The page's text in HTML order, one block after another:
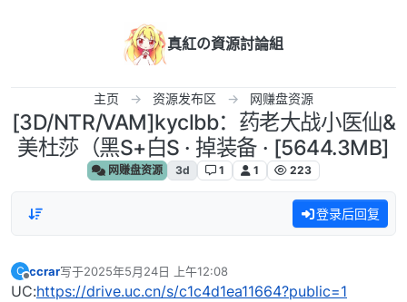
真紅の資源討論組
主页 资源发布区 网赚盘资源
[3D/NTR/VAM]kyclbb：药老大战小医仙&
美杜莎（黑S+白S · 掉装备 · [5644.3MB]
网赚盘资源 3d 1 1 223
登录后回复
C
离线
ccrar写于2025年5月24日 上午12:08
最后由 编辑
UC:https://drive.uc.cn/s/c1c4d1ea11664?public=1